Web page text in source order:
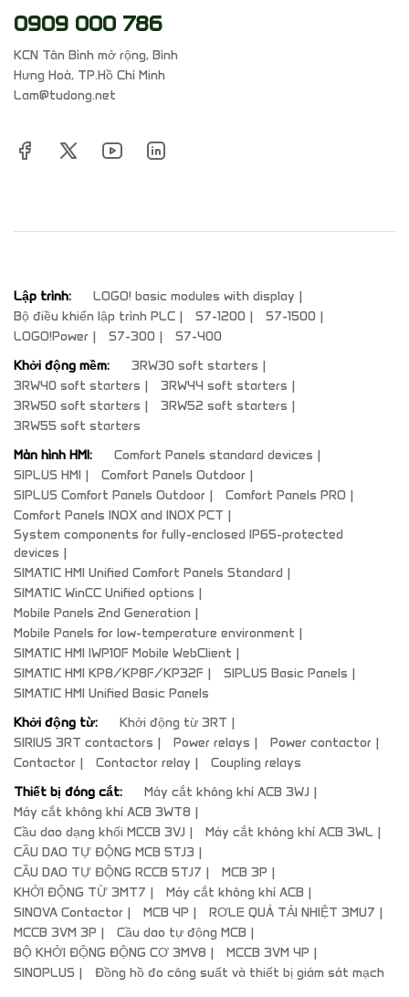
0909 000 786
KCN Tân Bình mở rộng, Bình
Hưng Hoà, TP.Hồ Chí Minh
Lam@tudong.net
Lập trình:
LOGO! basic modules with display
Bộ điều khiển lập trình PLC
S7-1200
S7-1500
LOGO!Power
S7-300
S7-400
Khởi động mềm:
3RW30 soft starters
3RW40 soft starters
3RW44 soft starters
3RW50 soft starters
3RW52 soft starters
3RW55 soft starters
Màn hình HMI:
Comfort Panels standard devices
SIPLUS HMI
Comfort Panels Outdoor
SIPLUS Comfort Panels Outdoor
Comfort Panels PRO
Comfort Panels INOX and INOX PCT
System components for fully-enclosed IP65-protected
devices
SIMATIC HMI Unified Comfort Panels Standard
SIMATIC WinCC Unified options
Mobile Panels 2nd Generation
Mobile Panels for low-temperature environment
SIMATIC HMI IWP10F Mobile WebClient
SIMATIC HMI KP8/KP8F/KP32F
SIPLUS Basic Panels
SIMATIC HMI Unified Basic Panels
Khởi động từ:
Khởi động từ 3RT
SIRIUS 3RT contactors
Power relays
Power contactor
Contactor
Contactor relay
Coupling relays
Thiết bị đóng cắt:
Máy cắt không khí ACB 3WJ
Máy cắt không khí ACB 3WT8
Cầu dao dạng khối MCCB 3VJ
Máy cắt không khí ACB 3WL
CẦU DAO TỰ ĐỘNG MCB 5TJ3
CẦU DAO TỰ ĐỘNG RCCB 5TJ7
MCB 3P
KHỞI ĐỘNG TỪ 3MT7
Máy cắt không khí ACB
SINOVA Contactor
MCB 4P
RƠLE QUÁ TẢI NHIỆT 3MU7
MCCB 3VM 3P
Cầu dao tự động MCB
BỘ KHỞI ĐỘNG ĐỘNG CƠ 3MV8
MCCB 3VM 4P
SINOPLUS
Đồng hồ đo công suất và thiết bị giám sát mạch